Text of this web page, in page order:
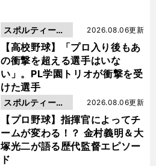
【高校野球】「プロ入り後もあ
の衝撃を超える選手はいな
い」。PL学園トリオが衝撃を受
けた選手
2026.08.06更新
スポルティーバ
動画
【プロ野球】指揮官によってチ
ームが変わる！？ 金村義明＆大
塚光二が語る歴代監督エピソー
ド
2026.08.06更新
スポルティーバ
動画